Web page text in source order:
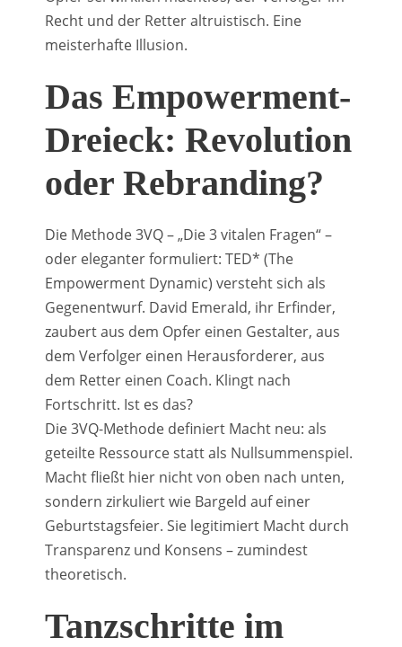
Recht und der Retter altruistisch. Eine
meisterhafte Illusion.
Das Empowerment-
Dreieck: Revolution
oder Rebranding?
Die Methode 3VQ – „Die 3 vitalen Fragen“ –
oder eleganter formuliert: TED* (The
Empowerment Dynamic) versteht sich als
Gegenentwurf. David Emerald, ihr Erfinder,
zaubert aus dem Opfer einen Gestalter, aus
dem Verfolger einen Herausforderer, aus
dem Retter einen Coach. Klingt nach
Fortschritt. Ist es das?
Die 3VQ-Methode definiert Macht neu: als
geteilte Ressource statt als Nullsummenspiel.
Macht fließt hier nicht von oben nach unten,
sondern zirkuliert wie Bargeld auf einer
Geburtstagsfeier. Sie legitimiert Macht durch
Transparenz und Konsens – zumindest
theoretisch.
Tanzschritte im